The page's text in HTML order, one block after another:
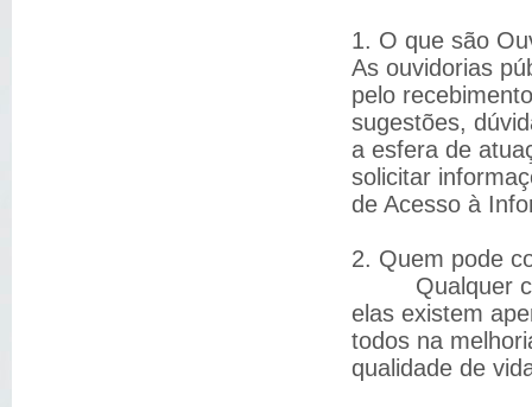
1. O que são
As ouvidorias
pelo
sugestões,
a esfera de
solicitar
de Acesso à
2. Quem pode
Qualquer
elas existem
todos na
qualidade de